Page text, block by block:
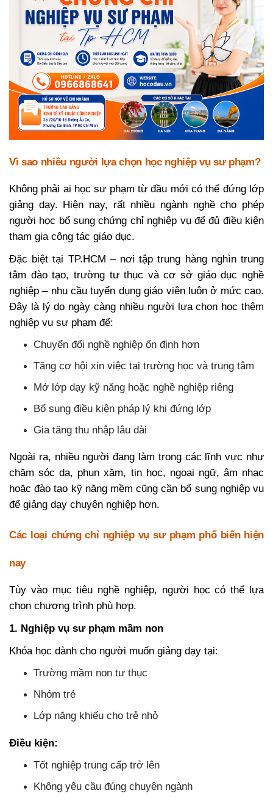
Vì sao nhiều người lựa chọn học nghiệp vụ sư phạm?
Không phải ai học sư phạm từ đầu mới có thể đứng lớp
giảng dạy. Hiện nay, rất nhiều ngành nghề cho phép
người học bổ sung chứng chỉ nghiệp vụ để đủ điều kiện
tham gia công tác giáo dục.
Đặc biệt tại TP.HCM – nơi tập trung hàng nghìn trung
tâm đào tạo, trường tư thục và cơ sở giáo dục nghề
nghiệp – nhu cầu tuyển dụng giáo viên luôn ở mức cao.
Đây là lý do ngày càng nhiều người lựa chọn học thêm
nghiệp vụ sư phạm để:
Chuyển đổi nghề nghiệp ổn định hơn
Tăng cơ hội xin việc tại trường học và trung tâm
Mở lớp dạy kỹ năng hoặc nghề nghiệp riêng
Bổ sung điều kiện pháp lý khi đứng lớp
Gia tăng thu nhập lâu dài
Ngoài ra, nhiều người đang làm trong các lĩnh vực như
chăm sóc da, phun xăm, tin học, ngoại ngữ, âm nhạc
hoặc đào tạo kỹ năng mềm cũng cần bổ sung nghiệp vụ
để giảng dạy chuyên nghiệp hơn.
Các loại chứng chỉ nghiệp vụ sư phạm phổ biến hiện
nay
Tùy vào mục tiêu nghề nghiệp, người học có thể lựa
chọn chương trình phù hợp.
1. Nghiệp vụ sư phạm mầm non
Khóa học dành cho người muốn giảng dạy tại:
Trường mầm non tư thục
Nhóm trẻ
Lớp năng khiếu cho trẻ nhỏ
Điều kiện:
Tốt nghiệp trung cấp trở lên
Không yêu cầu đúng chuyên ngành